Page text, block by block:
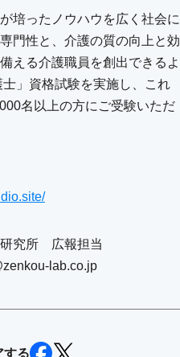
培ったノウハウを広く社会に
門性と、介護の質の向上と効
える介護職員を創出できるよ
」資格試験を実施し、これ
名以上の方にご受験いただ
究所 広報担当
lab.co.jp
する